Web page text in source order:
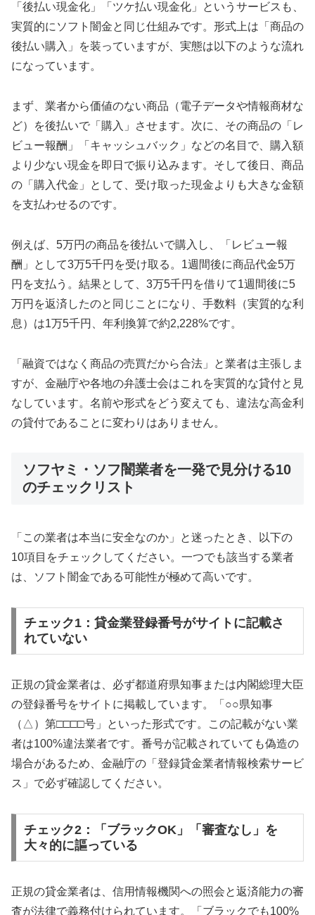
「後払い現金化」「ツケ払い現金化」というサービスも、
実質的にソフト闇金と同じ仕組みです。形式上は「商品の
後払い購入」を装っていますが、実態は以下のような流れ
になっています。
まず、業者から価値のない商品（電子データや情報商材な
ど）を後払いで「購入」させます。次に、その商品の「レ
ビュー報酬」「キャッシュバック」などの名目で、購入額
より少ない現金を即日で振り込みます。そして後日、商品
の「購入代金」として、受け取った現金よりも大きな金額
を支払わせるのです。
例えば、5万円の商品を後払いで購入し、「レビュー報
酬」として3万5千円を受け取る。1週間後に商品代金5万
円を支払う。結果として、3万5千円を借りて1週間後に5
万円を返済したのと同じことになり、手数料（実質的な利
息）は1万5千円、年利換算で約2,228%です。
「融資ではなく商品の売買だから合法」と業者は主張しま
すが、金融庁や各地の弁護士会はこれを実質的な貸付と見
なしています。名前や形式をどう変えても、違法な高金利
の貸付であることに変わりはありません。
ソフヤミ・ソフ闇業者を一発で見分ける10
のチェックリスト
「この業者は本当に安全なのか」と迷ったとき、以下の
10項目をチェックしてください。一つでも該当する業者
は、ソフト闇金である可能性が極めて高いです。
チェック1：貸金業登録番号がサイトに記載さ
れていない
正規の貸金業者は、必ず都道府県知事または内閣総理大臣
の登録番号をサイトに掲載しています。「○○県知事
（△）第□□□□号」といった形式です。この記載がない業
者は100%違法業者です。番号が記載されていても偽造の
場合があるため、金融庁の「登録貸金業者情報検索サービ
ス」で必ず確認してください。
チェック2：「ブラックOK」「審査なし」を
大々的に謳っている
正規の貸金業者は、信用情報機関への照会と返済能力の審
査が法律で義務付けられています。「ブラックでも100%